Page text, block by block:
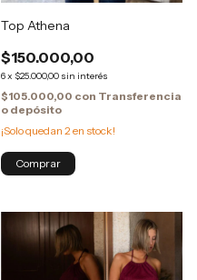
Top Athena
$150.000,00
6x $25.000,00 sin interés
$105.000,00 con Transferencia
o depósito
¡Solo quedan 2 en stock!
Comprar